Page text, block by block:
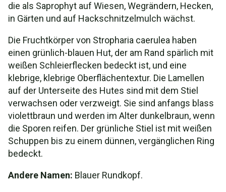
die als Saprophyt auf Wiesen, Wegrändern, Hecken,
in Gärten und auf Hackschnitzelmulch wächst.
Die Fruchtkörper von Stropharia caerulea haben
einen grünlich-blauen Hut, der am Rand spärlich mit
weißen Schleierflecken bedeckt ist, und eine
klebrige, klebrige Oberflächentextur. Die Lamellen
auf der Unterseite des Hutes sind mit dem Stiel
verwachsen oder verzweigt. Sie sind anfangs blass
violettbraun und werden im Alter dunkelbraun, wenn
die Sporen reifen. Der grünliche Stiel ist mit weißen
Schuppen bis zu einem dünnen, vergänglichen Ring
bedeckt.
Andere Namen: Blauer Rundkopf.